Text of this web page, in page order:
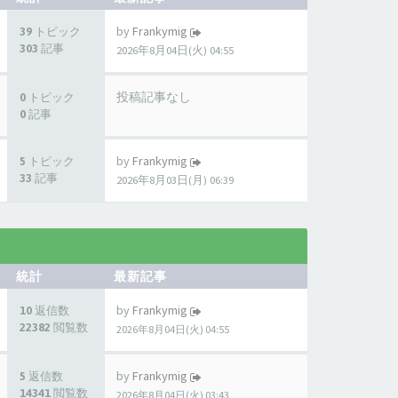
39 トピック
303 記事
by Frankymig
2026年8月04日(火) 04:55
0 トピック
0 記事
投稿記事なし
5 トピック
33 記事
by Frankymig
2026年8月03日(月) 06:39
統計 最新記事
10 返信数
22382 閲覧数
by Frankymig
2026年8月04日(火) 04:55
5 返信数
14341 閲覧数
by Frankymig
2026年8月04日(火) 03:43